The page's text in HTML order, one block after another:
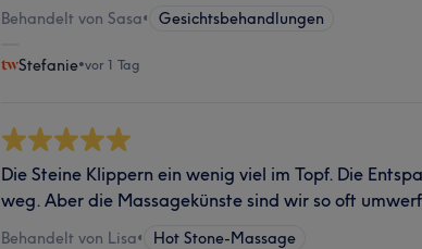
Behandelt von Sasa• Gesichtsbehandlungen
Stefanie•vor 1 Tag
Die Steine Klippern ein wenig viel im Topf. Die
weg. Aber die Massagekünste sind wir so oft
Behandelt von Lisa• Hot Stone-Massage